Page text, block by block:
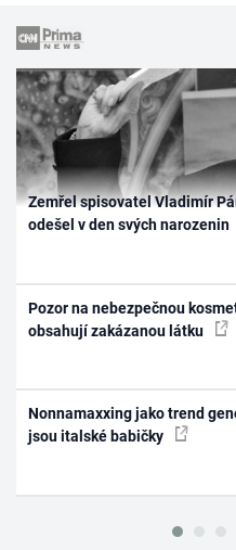
Zemřel spisovatel Vladimír
odešel v den svých narozenin
Pozor na nebezpečnou
obsahují zakázanou látku
Nonnamaxxing jako trend
jsou italské babičky